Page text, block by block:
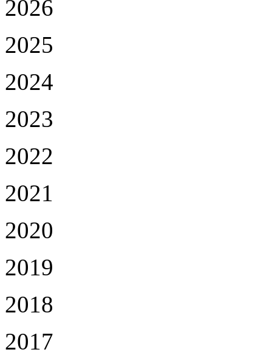
2026
2025
2024
2023
2022
2021
2020
2019
2018
2017